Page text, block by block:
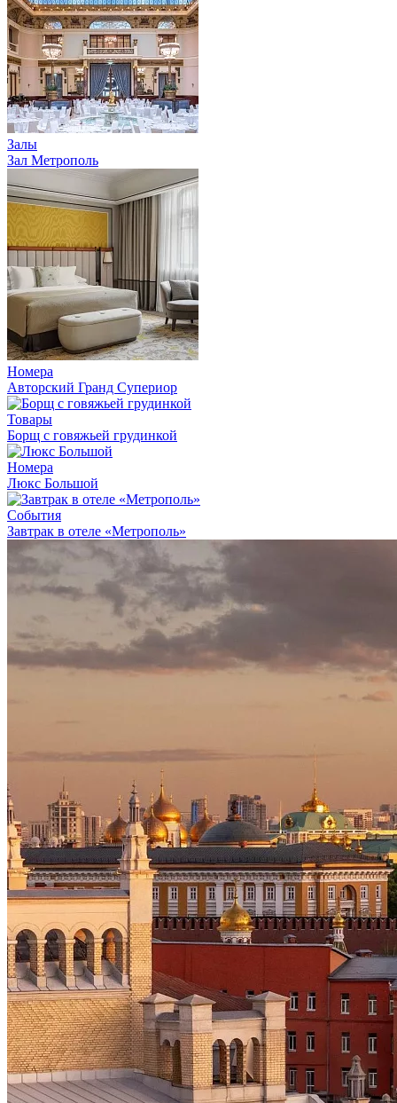
Залы
Зал Метрополь
Номера
Авторский Гранд Супериор
Товары
Борщ с говяжьей грудинкой
Номера
Люкс Большой
События
Завтрак в отеле «Метрополь»